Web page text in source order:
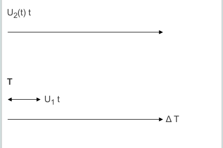
U2(t) t
T
U1 t
Δ T